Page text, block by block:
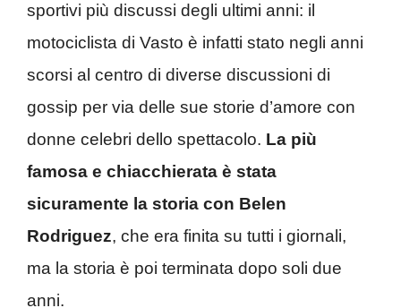
sportivi più discussi degli ultimi anni: il
motociclista di Vasto è infatti stato negli anni
scorsi al centro di diverse discussioni di
gossip per via delle sue storie d’amore con
donne celebri dello spettacolo. La più
famosa e chiacchierata è stata
sicuramente la storia con Belen
Rodriguez, che era finita su tutti i giornali,
ma la storia è poi terminata dopo soli due
anni.